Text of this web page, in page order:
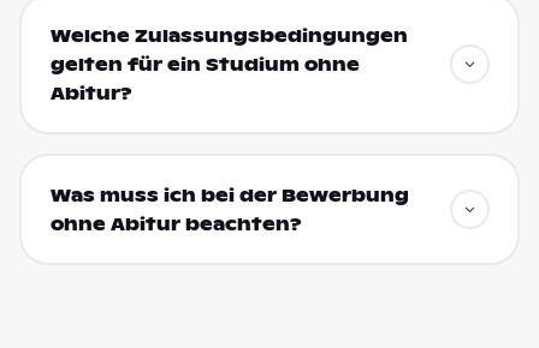
Welche Zulassungsbedingungen
gelten für ein Studium ohne
Abitur?
Was muss ich bei der Bewerbung
ohne Abitur beachten?